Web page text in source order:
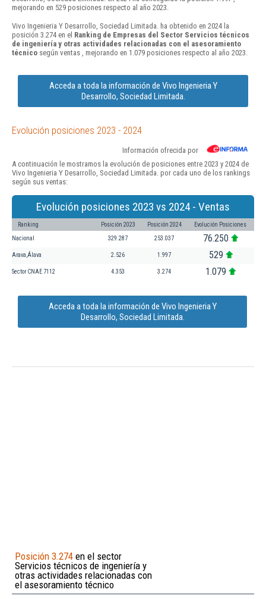
mejorando en 529 posiciones respecto al año 2023.
Vivo Ingenieria Y Desarrollo, Sociedad Limitada. ha obtenido en 2024 la
posición 3.274 en el Ranking de Empresas del Sector Servicios técnicos
de ingeniería y otras actividades relacionadas con el asesoramiento
técnico según ventas , mejorando en 1.079 posiciones respecto al año 2023.
Acceda a toda la información de Vivo Ingenieria Y
Desarrollo, Sociedad Limitada.
Evolución posiciones 2023 - 2024
Información ofrecida por
A continuación le mostramos la evolución de posiciones entre 2023 y 2024 de
Vivo Ingenieria Y Desarrollo, Sociedad Limitada. por cada uno de los rankings
según sus ventas:
Evolución posiciones 2023 vs 2024 - Ventas
Ranking Posición 2023 Posición 2024 Evolución Posiciones
Nacional 329.287 253.037 76.250
Arava,Álava 2.526 1.997 529
Sector CNAE 7112 4.353 3.274 1.079
Acceda a toda la información de Vivo Ingenieria Y
Desarrollo, Sociedad Limitada.
Posición 3.274 en el sector
Servicios técnicos de ingeniería y
otras actividades relacionadas con
el asesoramiento técnico